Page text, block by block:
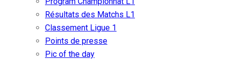
Résultats des Matchs L1
Classement Ligue 1
Points de presse
Pic of the day